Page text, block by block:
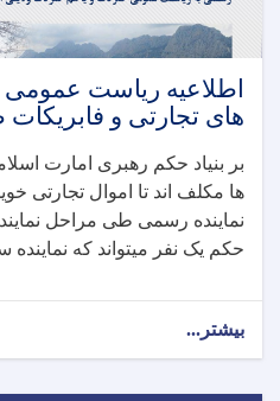
اطلاعیه ریاست
های تجارتی و
بر بنیاد حکم رهبری امارت
ها مکلف اند تا اموال تجارتی
نماینده رسمی طی مراحل
حکم یک نفر میتواند که نماینده
بیشتر...